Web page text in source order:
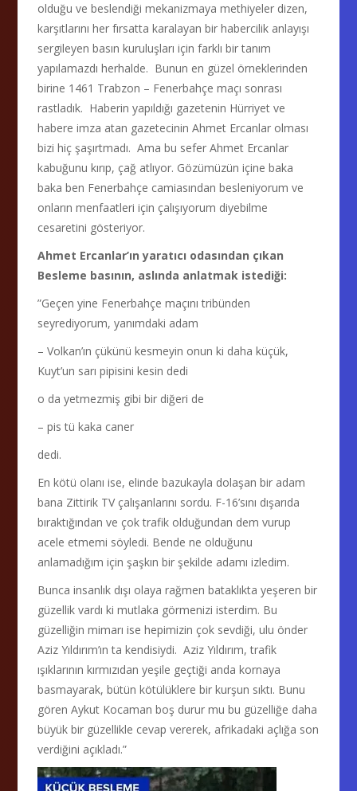
olduğu ve beslendiği mekanizmaya methiyeler dizen,
karşıtlarını her fırsatta karalayan bir habercilik anlayışı
sergileyen basın kuruluşları için farklı bir tanım
yapılamazdı herhalde. Bunun en güzel örneklerinden
birine 1461 Trabzon – Fenerbahçe maçı sonrası
rastladık. Haberin yapıldığı gazetenin Hürriyet ve
habere imza atan gazetecinin Ahmet Ercanlar olması
bizi hiç şaşırtmadı. Ama bu sefer Ahmet Ercanlar
kabuğunu kırıp, çağ atlıyor. Gözümüzün içine baka
baka ben Fenerbahçe camiasından besleniyorum ve
onların menfaatleri için çalışıyorum diyebilme
cesaretini gösteriyor.
Ahmet Ercanlar’ın yaratıcı odasından çıkan
Besleme basının, aslında anlatmak istediği:
”Geçen yine Fenerbahçe maçını tribünden
seyrediyorum, yanımdaki adam
– Volkan’ın çükünü kesmeyin onun ki daha küçük,
Kuyt’un sarı pipisini kesin dedi
o da yetmezmiş gibi bir diğeri de
– pis tü kaka caner
dedi.
En kötü olanı ise, elinde bazukayla dolaşan bir adam
bana Zittirik TV çalışanlarını sordu. F-16’sını dışarıda
bıraktığından ve çok trafik olduğundan dem vurup
acele etmemi söyledi. Bende ne olduğunu
anlamadığım için şaşkın bir şekilde adamı izledim.
Bunca insanlık dışı olaya rağmen bataklıkta yeşeren bir
güzellik vardı ki mutlaka görmenizi isterdim. Bu
güzelliğin mimarı ise hepimizin çok sevdiği, ulu önder
Aziz Yıldırım’ın ta kendisiydi. Aziz Yıldırım, trafik
ışıklarının kırmızıdan yeşile geçtiği anda kornaya
basmayarak, bütün kötülüklere bir kurşun sıktı. Bunu
gören Aykut Kocaman boş durur mu bu güzelliğe daha
büyük bir güzellikle cevap vererek, afrikadaki açlığa son
verdiğini açıkladı.”